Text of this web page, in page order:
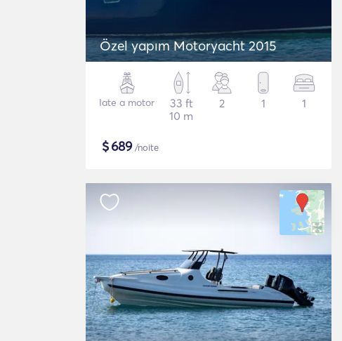
Özel yapım Motoryacht 2015
Iate a motor
33 ft
10 m
2 1 1
$689/noite